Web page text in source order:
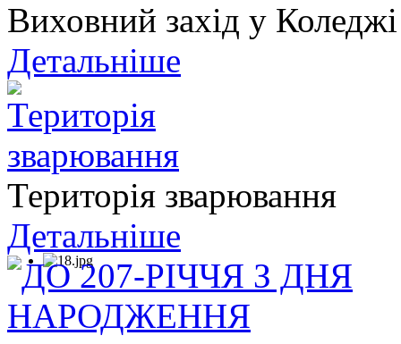
Виховний захід у
Детальніше
Територія зварювання
Детальніше